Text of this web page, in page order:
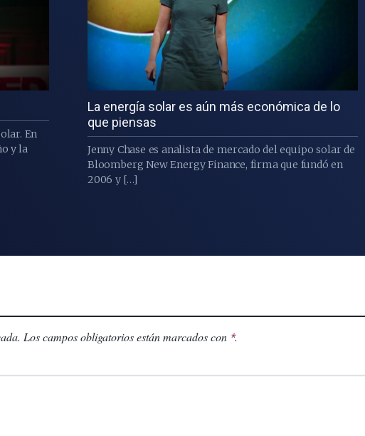
En
y la
La energía solar es aún más económica de lo
que piensas
Jenny Chase es analista de mercado del equipo solar de
Bloomberg New Energy Finance, firma que fundó en
2006 y […]
Los campos obligatorios están marcados con *.